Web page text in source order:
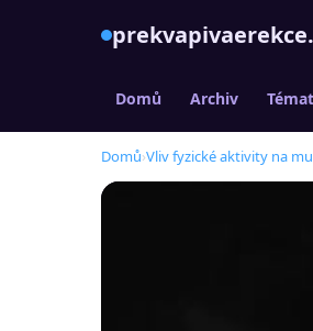
Domů Archiv
Domů›Vliv fyzické aktivity na